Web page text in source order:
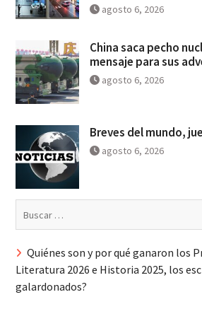
agosto 6, 2026
China saca pecho
mensaje para sus
agosto 6, 2026
Breves del mundo,
agosto 6, 2026
Quiénes son y por qué ganaron los
Literatura 2026 e Historia 2025, los
galardonados?